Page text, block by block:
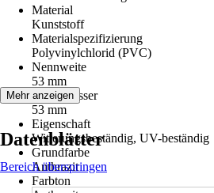
Material
Kunststoff
Materialspezifizierung
Polyvinylchlorid (PVC)
Nennweite
53 mm
Durchmesser
53 mm
Eigenschaft
Witterungsbeständig, UV-beständig
Grundfarbe
Anthrazit
Farbton
Mehr anzeigen
Datenblätter
Bereich überspringen